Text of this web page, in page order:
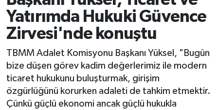
Yatırımda Hukuki Güvence
Zirvesi'nde konuştu
TBMM Adalet Komisyonu Başkanı Yüksel, "Bugün
bize düşen görev kadim değerlerimiz ile modern
ticaret hukukunu buluşturmak, girişim
özgürlüğünü korurken adaleti de tahkim etmektir.
Çünkü güçlü ekonomi ancak güçlü hukukla
Politika
Spor
Turizm
Tüm Manşetler
Son Dakika Haberleri
Haber Arşivi